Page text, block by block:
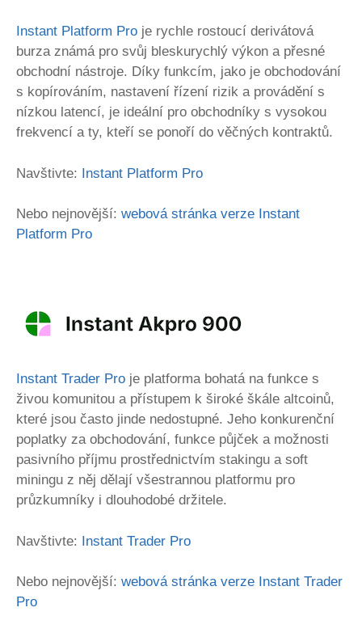
Instant Platform Pro je rychle rostoucí derivátová
burza známá pro svůj bleskurychlý výkon a přesné
obchodní nástroje. Díky funkcím, jako je obchodování
s kopírováním, nastavení řízení rizik a provádění s
nízkou latencí, je ideální pro obchodníky s vysokou
frekvencí a ty, kteří se ponoří do věčných kontraktů.
Navštivte: Instant Platform Pro
Nebo nejnovější: webová stránka verze Instant
Platform Pro
Instant Trader Pro je platforma bohatá na funkce s
živou komunitou a přístupem k široké škále altcoinů,
které jsou často jinde nedostupné. Jeho konkurenční
poplatky za obchodování, funkce půjček a možnosti
pasivního příjmu prostřednictvím stakingu a soft
miningu z něj dělají všestrannou platformu pro
průzkumníky i dlouhodobé držitele.
Navštivte: Instant Trader Pro
Nebo nejnovější: webová stránka verze Instant Trader
Pro